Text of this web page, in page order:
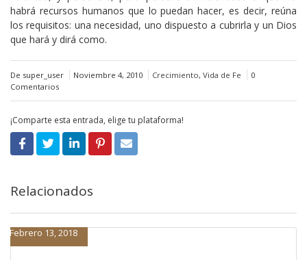
habrá recursos humanos que lo puedan hacer, es decir, reúna
los requisitos: una necesidad, uno dispuesto a cubrirla y un Dios
que hará y dirá como.
De super_user Noviembre 4, 2010 Crecimiento, Vida de Fe
0
Comentarios
¡Comparte esta entrada, elige tu plataforma!
Relacionados
Febrero 13, 2018